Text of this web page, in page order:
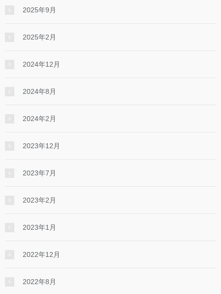
2025年9月
2025年2月
2024年12月
2024年8月
2024年2月
2023年12月
2023年7月
2023年2月
2023年1月
2022年12月
2022年8月